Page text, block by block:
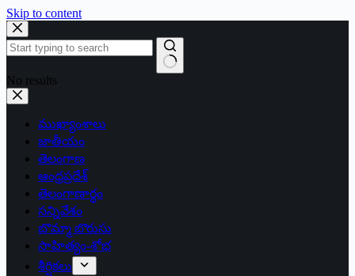
Skip to content
No results
ముఖ్యాంశాలు
జాతీయం
తెలంగాణ
ఆంధ్రప్రదేశ్
తెలంగాణార్థం
సన్నివేశం
బొమ్మా బొరుసు
సాహిత్యం-శోభ
శీర్షికలు